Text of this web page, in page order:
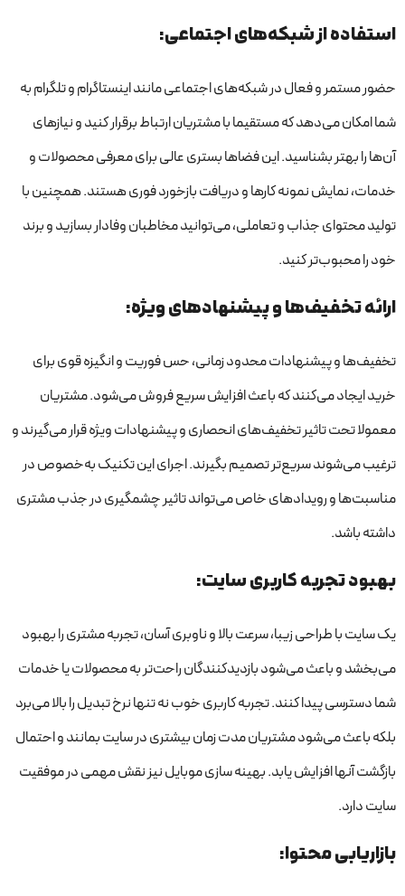
استفاده از شبکه‌های اجتماعی:
حضور مستمر و فعال در شبکه‌های اجتماعی مانند اینستاگرام و تلگرام به
شما امکان می‌دهد که مستقیما با مشتریان ارتباط برقرار کنید و نیازهای
آن‌ها را بهتر بشناسید. این فضاها بستری عالی برای معرفی محصولات و
خدمات، نمایش نمونه کارها و دریافت بازخورد فوری هستند. همچنین با
تولید محتوای جذاب و تعاملی، می‌توانید مخاطبان وفادار بسازید و برند
خود را محبوب‌تر کنید.
ارائه تخفیف‌ها و پیشنهادهای ویژه:
تخفیف‌ها و پیشنهادات محدود زمانی، حس فوریت و انگیزه قوی برای
خرید ایجاد می‌کنند که باعث افزایش سریع فروش می‌شود. مشتریان
معمولا تحت تاثیر تخفیف‌های انحصاری و پیشنهادات ویژه قرار می‌گیرند و
ترغیب می‌شوند سریع‌تر تصمیم بگیرند. اجرای این تکنیک به‌خصوص در
مناسبت‌ها و رویدادهای خاص می‌تواند تاثیر چشمگیری در جذب مشتری
داشته باشد.
بهبود تجربه کاربری سایت:
یک سایت با طراحی زیبا، سرعت بالا و ناوبری آسان، تجربه مشتری را بهبود
می‌بخشد و باعث می‌شود بازدیدکنندگان راحت‌تر به محصولات یا خدمات
شما دسترسی پیدا کنند. تجربه کاربری خوب نه تنها نرخ تبدیل را بالا می‌برد
بلکه باعث می‌شود مشتریان مدت زمان بیشتری در سایت بمانند و احتمال
بازگشت آنها افزایش یابد. بهینه سازی موبایل نیز نقش مهمی در موفقیت
سایت دارد.
بازاریابی محتوا: